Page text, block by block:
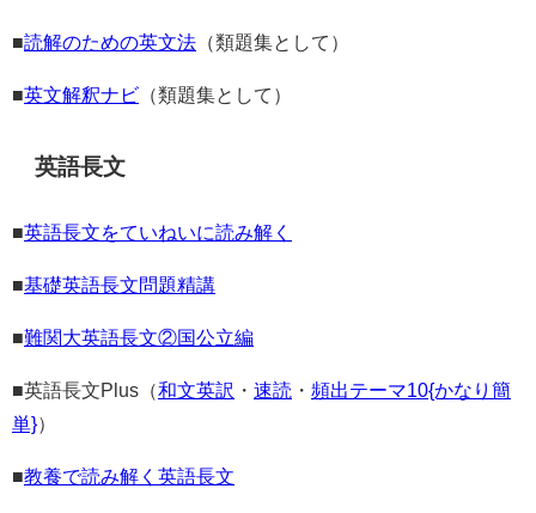
■読解のための英文法 （類題集として）
■英文解釈ナビ （類題集として）
英語長文
■英語長文をていねいに読み解く
■基礎英語長文問題精講
■難関大英語長文②国公立編
■英語長文Plus（和文英訳 ・ 速読 ・ 頻出テーマ10{かなり簡
単}）
■教養で読み解く英語長文